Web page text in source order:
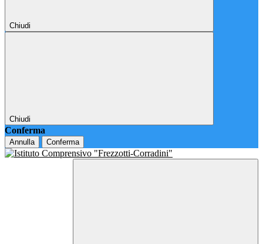
Chiudi
Chiudi
Conferma
Annulla Conferma